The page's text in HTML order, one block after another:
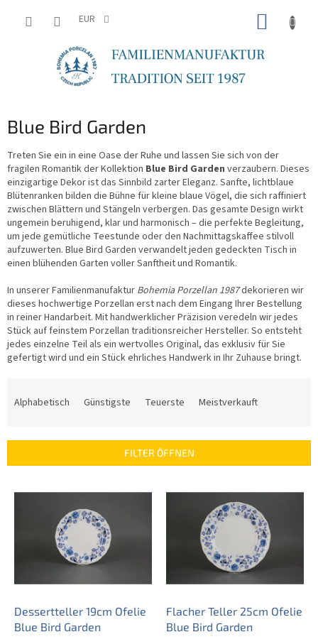
EUR
Blue Bird Garden
Treten Sie ein in eine Oase der Ruhe und lassen Sie sich von der
fragilen Romantik der Kollektion Blue Bird Garden verzaubern. Dieses
einzigartige Dekor ist das Sinnbild zarter Eleganz. Sanfte, lichtblaue
Blütenranken bilden die Bühne für kleine blaue Vögel, die sich raffiniert
zwischen Blättern und Stängeln verbergen. Das gesamte Design wirkt
ungemein beruhigend, klar und harmonisch – die perfekte Begleitung,
um jede gemütliche Teestunde oder den Nachmittagskaffee stilvoll
aufzuwerten. Blue Bird Garden verwandelt jeden gedeckten Tisch in
einen blühenden Garten voller Sanftheit und Romantik.
In unserer Familienmanufaktur Bohemia Porzellan 1987dekorieren wir
dieses hochwertige Porzellan erst nach dem Eingang Ihrer Bestellung
in reiner Handarbeit. Mit handwerklicher Präzision veredeln wir jedes
Stück auf feinstem Porzellan traditionsreicher Hersteller. So entsteht
jedes einzelne Teil als ein wertvolles Original, das exklusiv für Sie
gefertigt wird und ein Stück ehrliches Handwerk in Ihr Zuhause bringt.
k
Alphabetisch Günstigste Teuerste Meistverkauft
FILTER ÖFFNEN
Dessertteller 19cm Ofelie
Blue Bird Garden
Flacher Teller 25cm Ofelie
Blue Bird Garden